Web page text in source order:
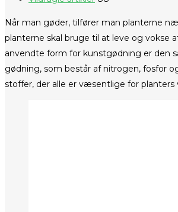
Når man gøder, tilfører man planterne
planterne skal bruge til at leve og vokse
anvendte form for kunstgødning er den
gødning, som består af nitrogen, fosfor
stoffer, der alle er væsentlige for